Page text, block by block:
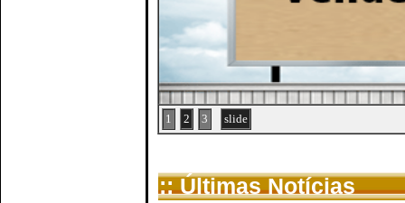
1 2 3 slide
:: Últimas Notícias